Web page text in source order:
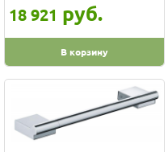
Keuco
Kludi
Roca
18 921 руб.
В корзину